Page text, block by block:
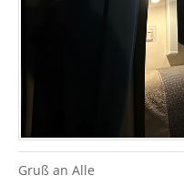
Gruß an Alle